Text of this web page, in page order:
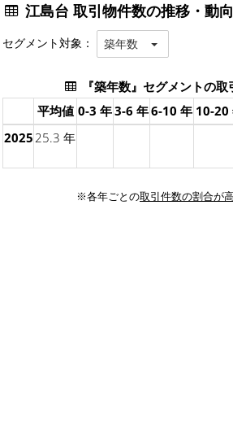
江島台 取引物件数の推移・動
セグメント対象： 築年数
『築年数』セグメントの
平均値 0-3 年3-6 年6-10 年 10-20
2025 25.3 年
※各年ごとの取引件数の割合が